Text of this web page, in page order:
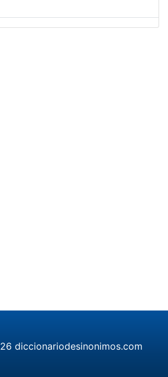
diccionariodesinonimos.com